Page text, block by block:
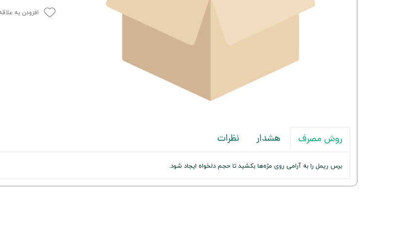
افزودن به
روش مصرف هشدار نظرات
برس ریمل را به آرامی روی مژه‌ها بکشید تا حجم دلخواه ایجاد شود.